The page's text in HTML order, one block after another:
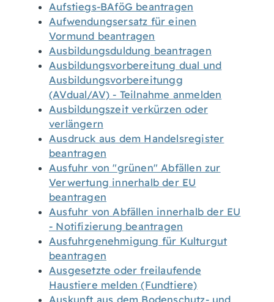
Aufstiegs-BAföG beantragen
Aufwendungsersatz für einen
Vormund beantragen
Ausbildungsduldung beantragen
Ausbildungsvorbereitung dual und
Ausbildungsvorbereitungg
(AVdual/AV) - Teilnahme anmelden
Ausbildungszeit verkürzen oder
verlängern
Ausdruck aus dem Handelsregister
beantragen
Ausfuhr von "grünen" Abfällen zur
Verwertung innerhalb der EU
beantragen
Ausfuhr von Abfällen innerhalb der EU
- Notifizierung beantragen
Ausfuhrgenehmigung für Kulturgut
beantragen
Ausgesetzte oder freilaufende
Haustiere melden (Fundtiere)
Auskunft aus dem Bodenschutz- und